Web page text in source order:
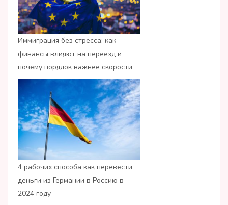
Иммиграция без стресса: как
финансы влияют на переезд и
почему порядок важнее скорости
4 рабочих способа как перевести
деньги из Германии в Россию в
2024 году